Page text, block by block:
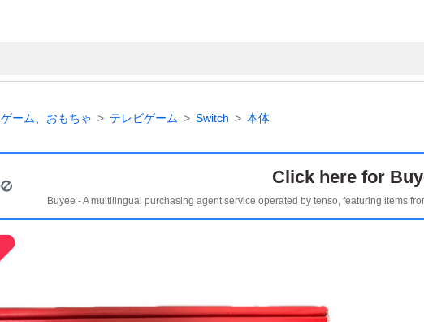
ゲーム、おもちゃ テレビゲーム Switch 本体
Click here for
Buyee - A multilingual purchasing agent service operated by tenso, featuring items